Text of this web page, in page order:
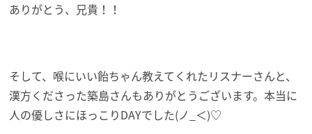
ありがとう、兄貴！！
そして、喉にいい飴ちゃん教えてくれたリスナーさんと、
漢方くださった築島さんもありがとうございます。本当に
人の優しさにほっこりDAYでした(ノ_＜)♡